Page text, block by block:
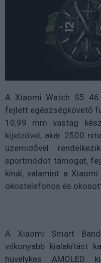
A Xiaomi Watch S5
fejlett egészségkövető
10,99 mm vastag
kijelzővel, akár 2500
üzemidővel
sportmódot támogat,
kínál, valamint a
okostelefonos és
A Xiaomi Smart
vékonyabb kialakítást
hüvelykes